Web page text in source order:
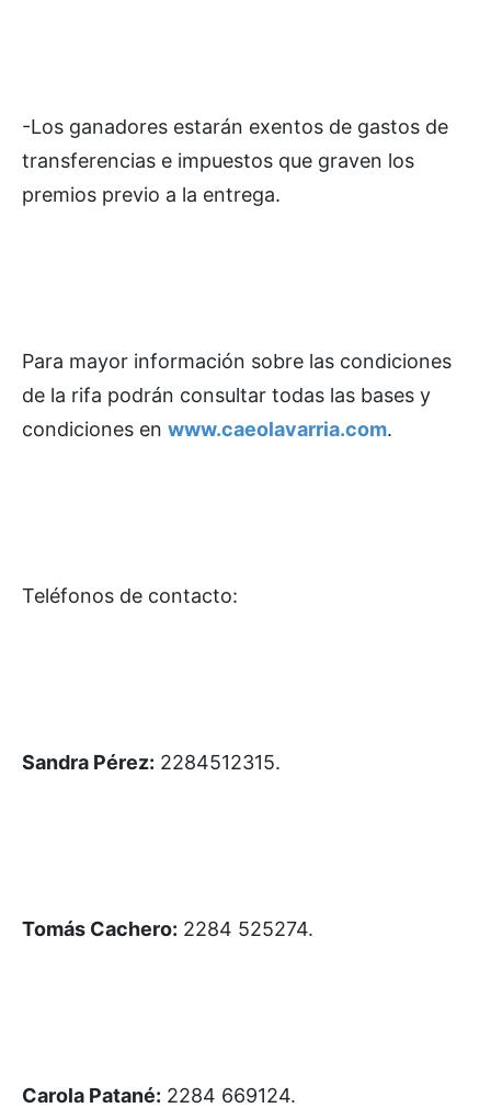
-Los ganadores estarán exentos de gastos de
transferencias e impuestos que graven los
premios previo a la entrega.
Para mayor información sobre las condiciones
de la rifa podrán consultar todas las bases y
condiciones en www.caeolavarria.com.
Teléfonos de contacto:
Sandra Pérez: 2284512315.
Tomás Cachero: 2284 525274.
Carola Patané: 2284 669124.